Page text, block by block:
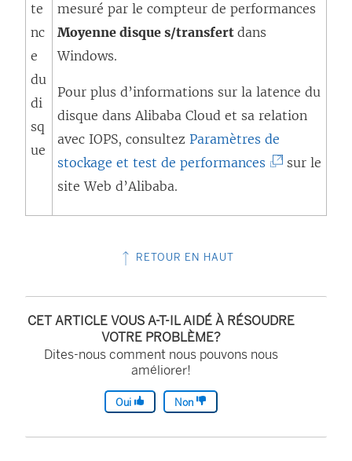
n
s
a
n
e
n
u
v
te
nc
e
du
di
sq
ue
mesuré par le compteur de performances
Moyenne disque s/transfert dans
Windows.
Pour plus d’informations sur la latence du
disque dans Alibaba Cloud et sa relation
avec IOPS, consultez Paramètres de
stockage et test de performances
s
’
sur le
site Web d’Alibaba.
RETOUR EN HAUT
CET ARTICLE VOUS A-T-IL AIDÉ À RÉSOUDRE
VOTRE PROBLÈME?
Dites-nous comment nous pouvons nous
améliorer!
Oui Non